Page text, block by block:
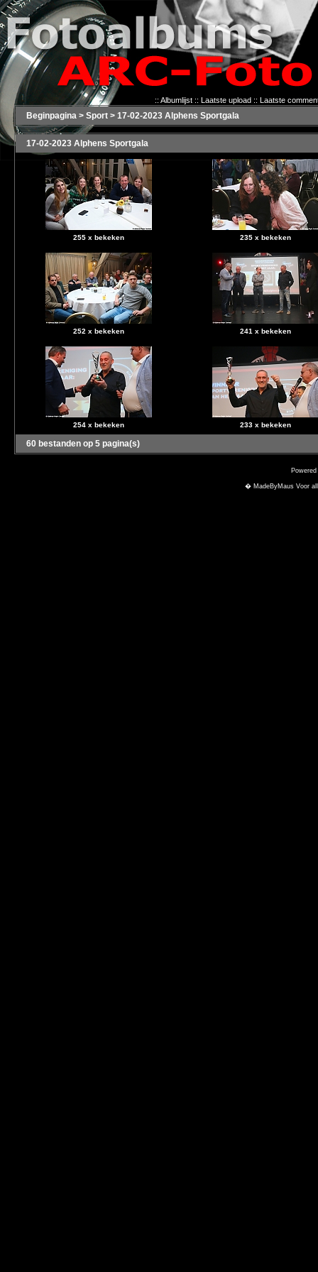
:: Albumlijst:: Laatste upload:: Laatste
Beginpagina > Sport > 17-02-2023 Alphens Sportgala
17-02-2023 Alphens Sportgala
255 x bekeken 235 x bekeken
252 x bekeken 241 x bekeken
254 x bekeken 233 x bekeken
60 bestanden op 5 pagina(s)
� MadeByMaus Voor